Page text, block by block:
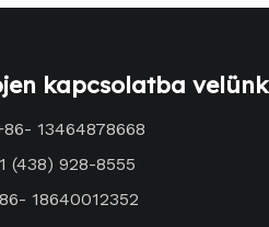
kapcsolatba velünk
13464878668
928-8555
18640012352